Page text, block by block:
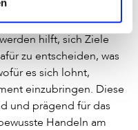
den
der eigenen Werte
hilft, sich Ziele
zu entscheiden, was
es sich lohnt,
einzubringen. Diese
und prägend für das
Handeln am